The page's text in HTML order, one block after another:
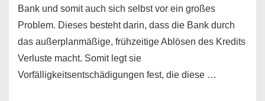
Bank und somit auch sich selbst vor ein großes
Problem. Dieses besteht darin, dass die Bank durch
das außerplanmäßige, frühzeitige Ablösen des Kredits
Verluste macht. Somit legt sie
Vorfälligkeitsentschädigungen fest, die diese …